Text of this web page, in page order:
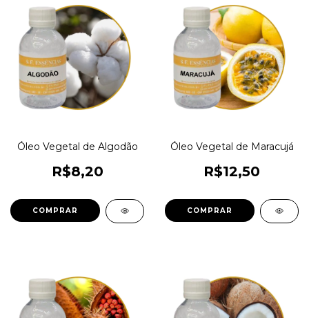
Óleo Vegetal de Algodão
R$8,20
COMPRAR
Óleo Vegetal de Maracujá
R$12,50
COMPRAR